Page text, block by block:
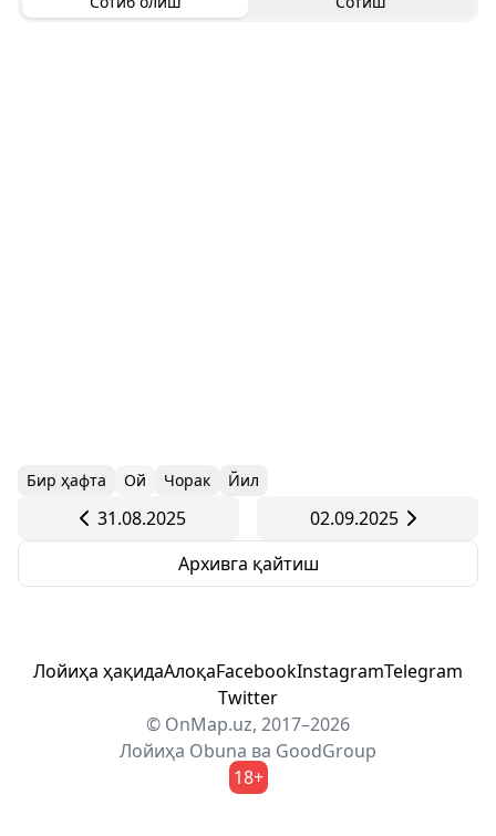
Бир ҳафта Ой Чорак Йил
31.08.2025
02.09.2025
Архивга қайтиш
Лойиҳа ҳақидаАлоқаFacebookInstagramTelegram
Twitter
© OnMap.uz, 2017–2026
Лойиҳа Obuna ва GoodGroup
18+